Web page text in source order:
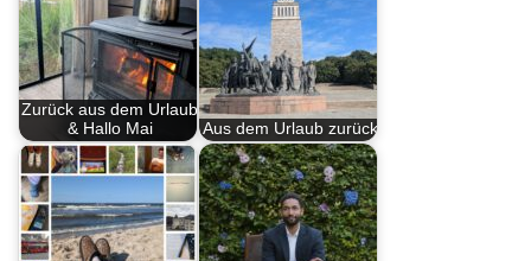
Zurück aus dem Urlaub
& Hallo Mai
Aus dem Urlaub zurück